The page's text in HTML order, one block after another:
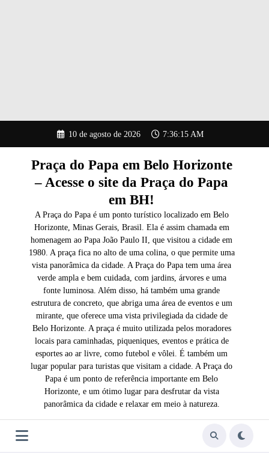
o
10 de agosto de 2026 7:36:16 AM
Praça do Papa em Belo Horizonte
– Acesse o site da Praça do Papa
em BH!
A Praça do Papa é um ponto turístico localizado em Belo
Horizonte, Minas Gerais, Brasil. Ela é assim chamada em
homenagem ao Papa João Paulo II, que visitou a cidade em
1980. A praça fica no alto de uma colina, o que permite uma
vista panorâmica da cidade. A Praça do Papa tem uma área
verde ampla e bem cuidada, com jardins, árvores e uma
fonte luminosa. Além disso, há também uma grande
estrutura de concreto, que abriga uma área de eventos e um
mirante, que oferece uma vista privilegiada da cidade de
Belo Horizonte. A praça é muito utilizada pelos moradores
locais para caminhadas, piqueniques, eventos e prática de
esportes ao ar livre, como futebol e vôlei. É também um
lugar popular para turistas que visitam a cidade. A Praça do
Papa é um ponto de referência importante em Belo
Horizonte, e um ótimo lugar para desfrutar da vista
panorâmica da cidade e relaxar em meio à natureza.